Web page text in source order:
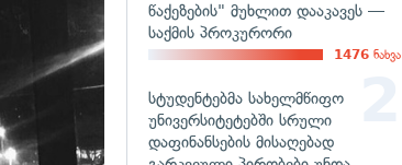
წაქეზების" მუხლით დააკავეს —
საქმის პროკურორი
1476 ნახვა
სტუდენტებმა სახელმწიფო
უნივერსიტეტებში სრული
დაფინანსების მისაღებად